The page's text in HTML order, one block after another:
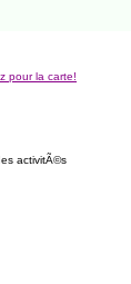
pour la carte!
activitÃ©s